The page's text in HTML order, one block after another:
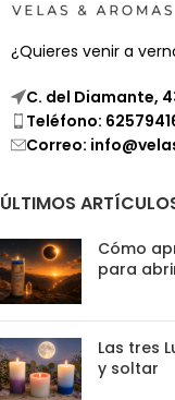
¿Quieres venir a
C. del Diamante,
Teléfono:
Correo:
ÚLTIMOS
Cómo
para
Las tres
y soltar